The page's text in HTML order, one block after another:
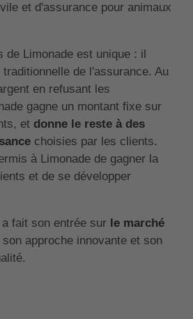
et d'assurance pour animaux
de Limonade est unique : il
de l'assurance. Au
en refusant les
gagne un montant fixe sur
et donne le reste à des
choisies par les clients.
à Limonade de gagner la
et de se développer
fait son entrée sur le marché
approche innovante et son